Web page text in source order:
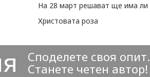
Христовата роза
Споделете своя опит.
Станете четен автор!